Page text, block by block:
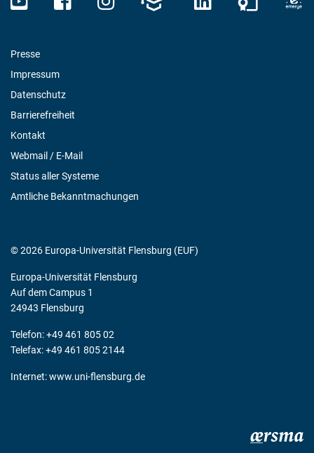
Presse
Impressum
Datenschutz
Barrierefreiheit
Kontakt
Webmail / E-Mail
Status aller Systeme
Amtliche Bekanntmachungen
© 2026 Europa-Universität Flensburg (EUF)
Europa-Universität Flensburg
Auf dem Campus 1
24943 Flensburg
Telefon: +49 461 805 02
Telefax: +49 461 805 2144
Internet:www.uni-flensburg.de